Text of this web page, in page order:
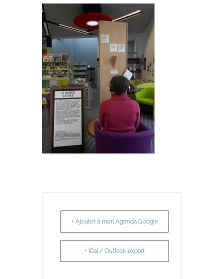
+ Ajouter à mon Agenda Google
+ iCal / Outlook export